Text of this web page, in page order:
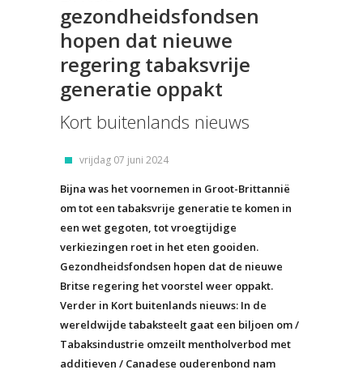
gezondheidsfondsen
hopen dat nieuwe
regering tabaksvrije
generatie oppakt
Kort buitenlands nieuws
vrijdag 07 juni 2024
Bijna was het voornemen in Groot-Brittannië
om tot een tabaksvrije generatie te komen in
een wet gegoten, tot vroegtijdige
verkiezingen roet in het eten gooiden.
Gezondheidsfondsen hopen dat de nieuwe
Britse regering het voorstel weer oppakt.
Verder in Kort buitenlands nieuws: In de
wereldwijde tabaksteelt gaat een biljoen om /
Tabaksindustrie omzeilt mentholverbod met
additieven / Canadese ouderenbond nam